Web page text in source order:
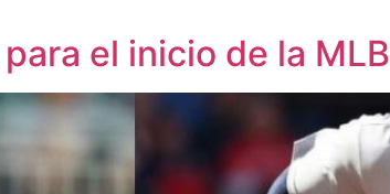
el inicio de la MLB